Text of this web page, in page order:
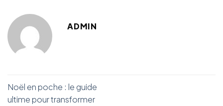
ADMIN
Noël en poche : le guide
ultime pour transformer